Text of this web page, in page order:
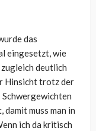
das
eingesetzt, wie
deutlich
Hinsicht trotz der
Schwergewichten
damit muss man in
ich da kritisch